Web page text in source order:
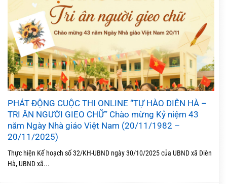
PHÁT ĐỘNG CUỘC THI ONLINE “TỰ HÀO DIÊN HÀ –
TRI ÂN NGƯỜI GIEO CHỮ” Chào mừng Kỷ niệm 43
năm Ngày Nhà giáo Việt Nam (20/11/1982 –
20/11/2025)
Thực hiện Kế hoạch số 32/KH-UBND ngày 30/10/2025 của UBND xã Diên
Hà, UBND xã...